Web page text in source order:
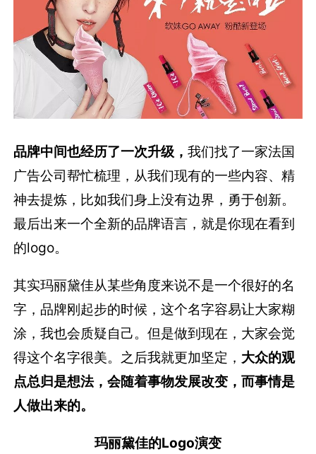
品牌中间也经历了一次升级，我们找了一家法国
广告公司帮忙梳理，从我们现有的一些内容、精
神去提炼，比如我们身上没有边界，勇于创新。
最后出来一个全新的品牌语言，就是你现在看到
的logo。
其实玛丽黛佳从某些角度来说不是一个很好的名
字，品牌刚起步的时候，这个名字容易让大家糊
涂，我也会质疑自己。但是做到现在，大家会觉
得这个名字很美。之后我就更加坚定， 大众的观
点总归是想法，会随着事物发展改变，而事情是
人做出来的。
玛丽黛佳的Logo演变